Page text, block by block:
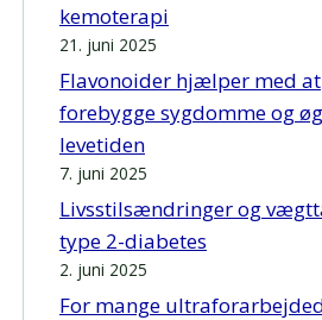
kemoterapi
21. juni 2025
Flavonoider hjælper med at
forebygge sygdomme og
levetiden
7. juni 2025
Livsstilsændringer og
type 2-diabetes
2. juni 2025
For mange